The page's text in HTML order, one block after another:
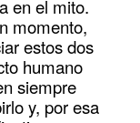
en el mito.
momento,
estos dos
humano
siempre
y, por esa